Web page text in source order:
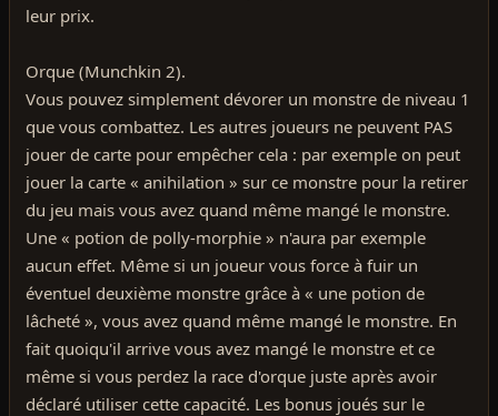
leur prix.
Orque (Munchkin 2).
Vous pouvez simplement dévorer un monstre de niveau 1
que vous combattez. Les autres joueurs ne peuvent PAS
jouer de carte pour empêcher cela : par exemple on peut
jouer la carte « anihilation » sur ce monstre pour la retirer
du jeu mais vous avez quand même mangé le monstre.
Une « potion de polly-morphie » n'aura par exemple
aucun effet. Même si un joueur vous force à fuir un
éventuel deuxième monstre grâce à « une potion de
lâcheté », vous avez quand même mangé le monstre. En
fait quoiqu'il arrive vous avez mangé le monstre et ce
même si vous perdez la race d'orque juste après avoir
déclaré utiliser cette capacité. Les bonus joués sur le